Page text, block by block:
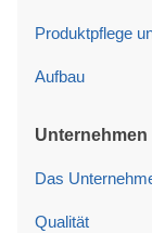
Produktpflege
Aufbau
Unternehmen
Das
Qualität